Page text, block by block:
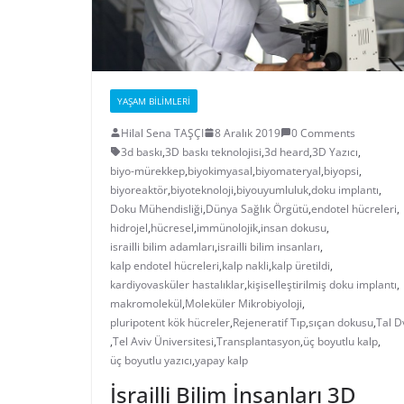
YAŞAM BILIMLERI
Hilal Sena TAŞÇI 8 Aralık 2019
0 Comments
3d baskı,3D baskı teknolojisi,3d heard,3D Yazıcı,
biyo-mürekkep,biyokimyasal,biyomateryal,biyopsi,
biyoreaktör,biyoteknoloji,biyouyumluluk,doku implantı,
Doku Mühendisliği,Dünya Sağlık Örgütü,endotel hücreleri,
hidrojel,hücresel,immünolojik,insan dokusu,
israilli bilim adamları,israilli bilim insanları,
kalp endotel hücreleri,kalp nakli,kalp üretildi,
kardiyovasküler hastalıklar,kişiselleştirilmiş doku implantı,
makromolekül,Moleküler Mikrobiyoloji,
pluripotent kök hücreler,Rejeneratif Tıp,sıçan dokusu,Tal
,Tel Aviv Üniversitesi,Transplantasyon,üç boyutlu kalp,
üç boyutlu yazıcı,yapay kalp
İsrailli Bilim İnsanları 3D